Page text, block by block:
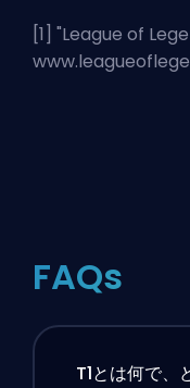
[1] "League of
FAQs
T1とは何で、